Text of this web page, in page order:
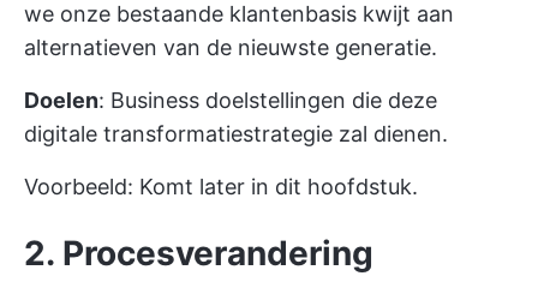
we onze bestaande klantenbasis kwijt aan
alternatieven van de nieuwste generatie.
Doelen: Business doelstellingen die deze
digitale transformatiestrategie zal dienen.
Voorbeeld: Komt later in dit hoofdstuk.
2. Procesverandering